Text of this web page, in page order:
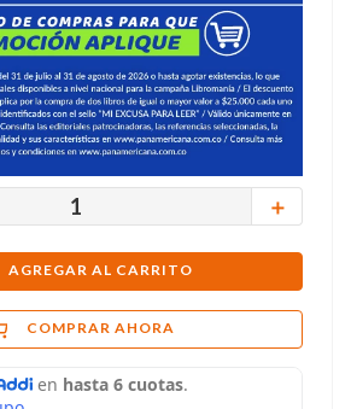
＋
AGREGAR AL CARRITO
COMPRAR AHORA